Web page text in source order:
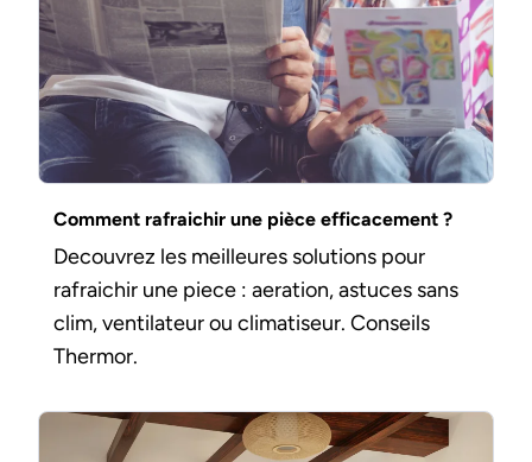
Comment rafraichir une pièce efficacement ?
Decouvrez les meilleures solutions pour
rafraichir une piece : aeration, astuces sans
clim, ventilateur ou climatiseur. Conseils
Thermor.